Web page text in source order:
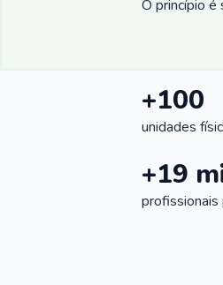
O princípio é
+100
unidades
+19
profissionais